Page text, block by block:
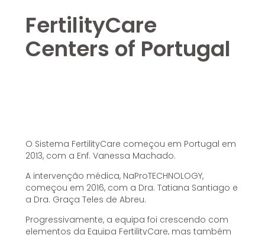
FertilityCare
Centers of Portugal
O Sistema FertilityCare começou em Portugal em
2013, com a Enf. Vanessa Machado.
A intervenção médica, NaProTECHNOLOGY,
começou em 2016, com a Dra. Tatiana Santiago e
a Dra. Graça Teles de Abreu.
Progressivamente, a equipa foi crescendo com
elementos da Equipa FertilityCare, mas também